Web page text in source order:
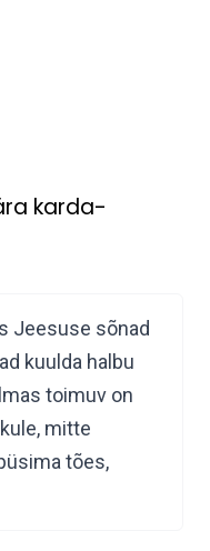
karda-
Jeesuse sõnad
kuulda halbu
toimuv on
mitte
tões,